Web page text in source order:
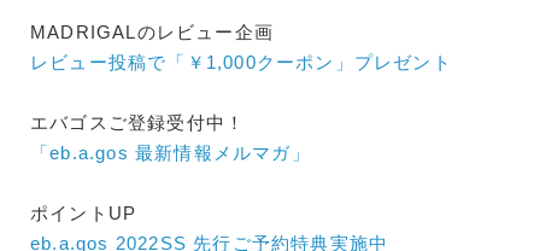
MADRIGALのレビュー企画
レビュー投稿で「￥1,000クーポン」プレゼント
エバゴスご登録受付中！
「eb.a.gos 最新情報メルマガ」
ポイントUP
eb.a.gos 2022SS 先行ご予約特典実施中